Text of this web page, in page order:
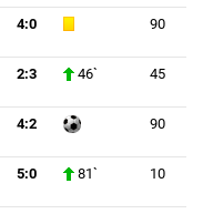
4:0 90
2:3 46` 45
4:2 90
5:0 81` 10